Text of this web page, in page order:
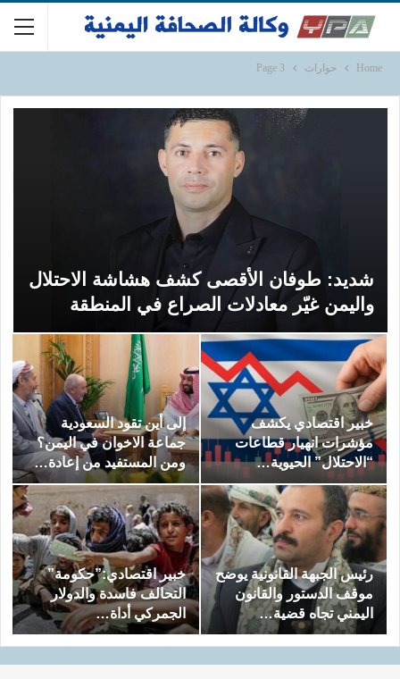
Home حوارات Page 3
شديد: طوفان الأقصى كشف هشاشة الاحتلال
واليمن غيّر معادلات الصراع في المنطقة
خبير اقتصادي يكشف
مؤشرات انهيار قطاعات
“الاحتلال” الحيوية…
إلى أين تقود السعودية
جماعة الاخوان في اليمن؟
ومن المستفيد من إعادة…
رئيس الجبهة القانونية يوضح
موقف الدستور والقانون
اليمني تجاه قضية…
خبير اقتصادي:”حكومة”
التحالف فاسدة والدولار
الجمركي أداة…